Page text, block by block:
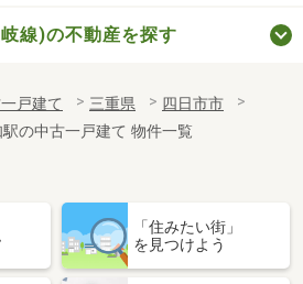
線)の不動産を探す
戸建て 三重県
四日市市
駅の中古一戸建て 物件一覧
「住みたい街」
を見つけよう